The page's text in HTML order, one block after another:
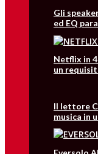
Gli
ed EQ
Netflix in
un
Il lettore
musica in